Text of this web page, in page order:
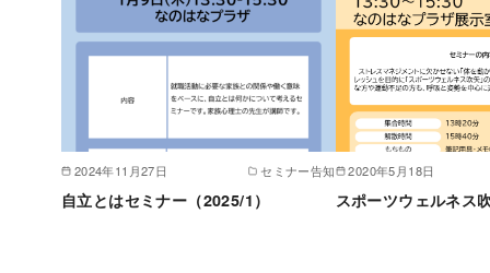
2024年11月27日 セミナー告知
自立とはセミナー（2025/1）
2020年5月18日
スポーツウェルネス